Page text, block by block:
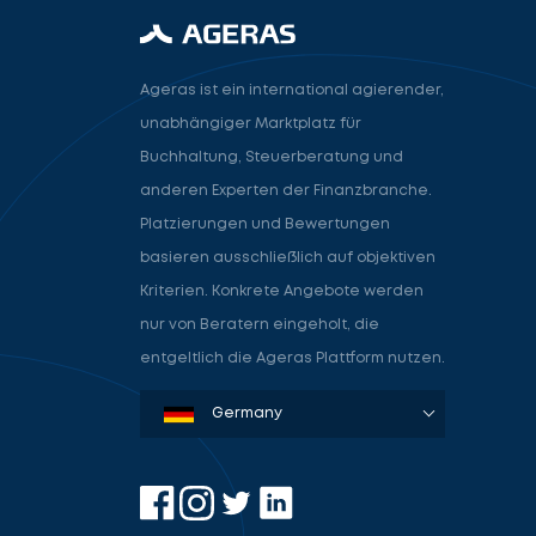
Ageras ist ein international agierender,
unabhängiger Marktplatz für
Buchhaltung, Steuerberatung und
anderen Experten der Finanzbranche.
Platzierungen und Bewertungen
basieren ausschließlich auf objektiven
Kriterien. Konkrete Angebote werden
nur von Beratern eingeholt, die
entgeltlich die Ageras Plattform nutzen.
Denmark
Sweden
Norway
Netherlands
Germany
USA